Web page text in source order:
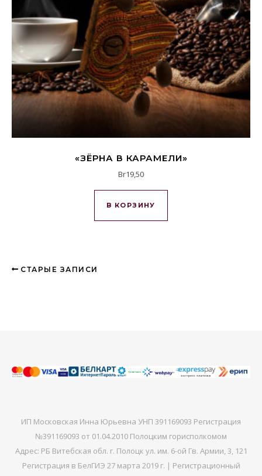
«ЗЁРНА В КАРАМЕЛИ»
Br19,50
В КОРЗИНУ
СТАРЫЕ ЗАПИСИ
ИП Московская Инна Юрьевна УНП 391169093 Регистрация
№391169093 от 01.04.2010 Полоцким горисполкомом
Адрес: РБ Витебская обл. г. Полоцк ул. им. 6-ой Гв. Армии, 3, 121
Регистрация в БелГИЭ 27 марта 2019 г. | Регистрационный